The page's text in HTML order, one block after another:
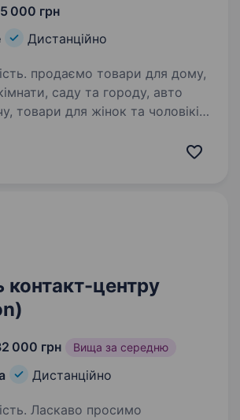
000 грн
Дистанційно
для дому,
саду та городу, авто
товари для жінок та чоловіків,
контакт-центру
000 грн Вища за середню
Дистанційно